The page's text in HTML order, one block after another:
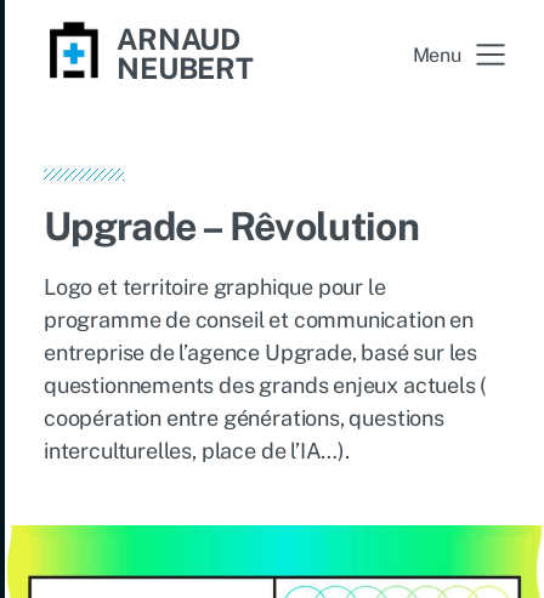
ARNAUD
NEUBERT
Menu
Upgrade – Rêvolution
Logo et territoire graphique pour le
programme de conseil et communication en
entreprise de l’agence Upgrade, basé sur les
questionnements des grands enjeux actuels (
coopération entre générations, questions
interculturelles, place de l’IA…).